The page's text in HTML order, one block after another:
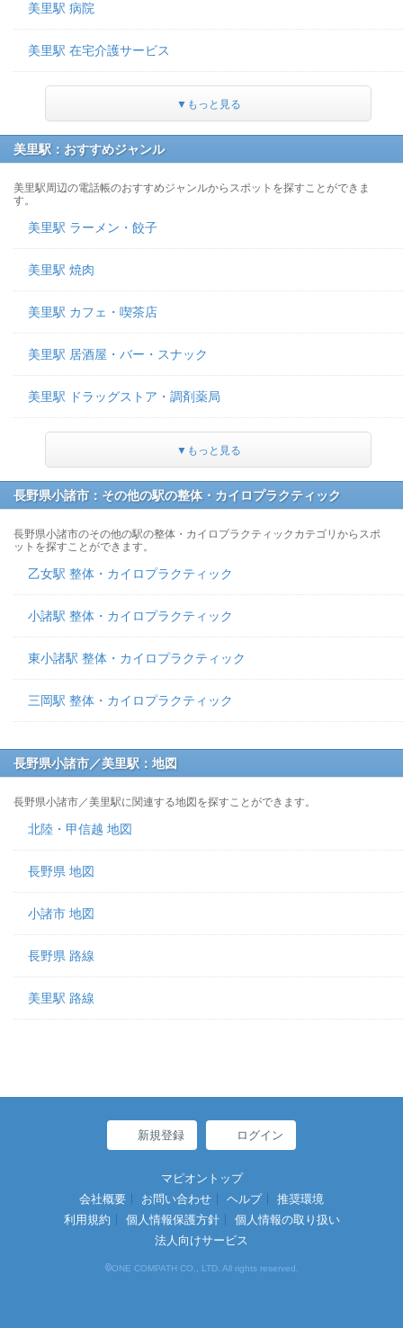
美里駅 病院
美里駅 在宅介護サービス
▼もっと見る
美里駅：おすすめジャンル
美里駅周辺の電話帳のおすすめジャンルからスポットを探すことができま
す。
美里駅 ラーメン・餃子
美里駅 焼肉
美里駅 カフェ・喫茶店
美里駅 居酒屋・バー・スナック
美里駅 ドラッグストア・調剤薬局
▼もっと見る
長野県小諸市：その他の駅の整体・カイロプラクティック
長野県小諸市のその他の駅の整体・カイロプラクティックカテゴリからスポ
ットを探すことができます。
乙女駅 整体・カイロプラクティック
小諸駅 整体・カイロプラクティック
東小諸駅 整体・カイロプラクティック
三岡駅 整体・カイロプラクティック
長野県小諸市／美里駅：地図
長野県小諸市／美里駅に関連する地図を探すことができます。
北陸・甲信越 地図
長野県 地図
小諸市 地図
長野県 路線
美里駅 路線
新規登録 ログイン
マピオントップ
会社概要
お問い合わせ ヘルプ
推奨環境
利用規約
個人情報保護方針
個人情報の取り扱い
法人向けサービス
©ONE COMPATH CO., LTD. All rights reserved.